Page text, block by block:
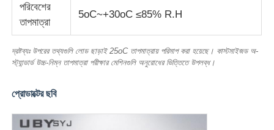
পরিবেশের
তাপমাত্রা
5oC~+30oC ≤85% R.H
দ্রষ্টব্যঃ উপরের তথ্যগুলি লোড ছাড়াই 25oC তাপমাত্রায় পরিমাপ করা হয়েছে। কাস্টমাইজড অ-
স্ট্যান্ডার্ড উচ্চ-নিম্ন তাপমাত্রা পরীক্ষার মেশিনগুলি অনুরোধের ভিত্তিতে উপলব্ধ।
প্রোডাক্টের ছবি